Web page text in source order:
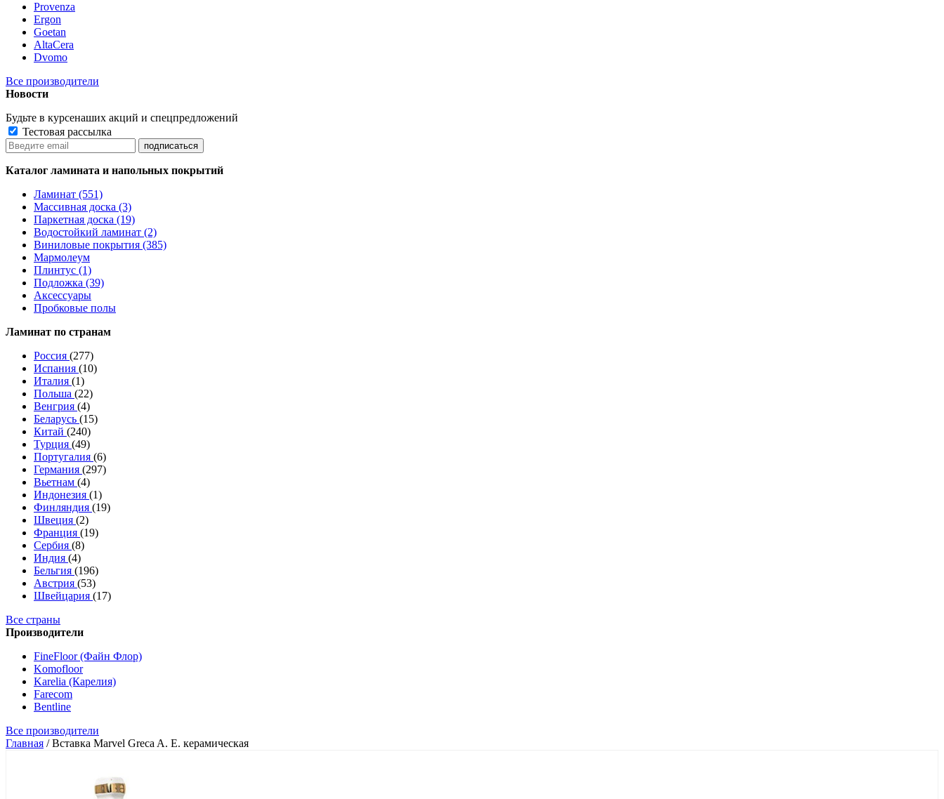
Provenza
Ergon
Goetan
AltaСera
Dvomo
Все производители
Новости
Будьте в курсенаших акций и спецпредложений
Тестовая рассылка
Каталог ламината и напольных покрытий
Ламинат (551)
Массивная доска (3)
Паркетная доска (19)
Водостойкий ламинат (2)
Виниловые покрытия (385)
Мармолеум
Плинтус (1)
Подложка (39)
Аксессуары
Пробковые полы
Ламинат по странам
Россия (277)
Испания (10)
Италия (1)
Польша (22)
Венгрия (4)
Беларусь (15)
Китай (240)
Турция (49)
Португалия (6)
Германия (297)
Вьетнам (4)
Индонезия (1)
Финляндия (19)
Швеция (2)
Франция (19)
Сербия (8)
Индия (4)
Бельгия (196)
Австрия (53)
Швейцария (17)
Все страны
Производители
FineFloor (Файн Флор)
Komofloor
Karelia (Карелия)
Farecom
Bentline
Все производители
Главная /Вставка Marvel Greca A. E. керамическая